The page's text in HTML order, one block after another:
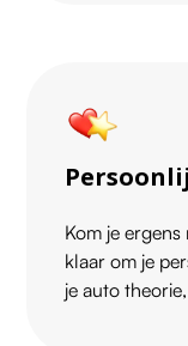
Kom je
klaar om je
je auto